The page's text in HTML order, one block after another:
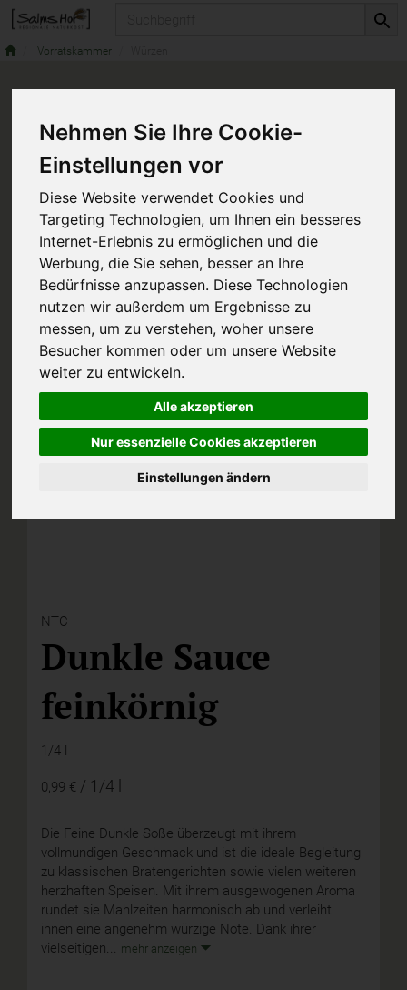
Nehmen Sie Ihre Cookie-
Einstellungen vor
Diese Website verwendet Cookies und
Targeting Technologien, um Ihnen ein besseres
Internet-Erlebnis zu ermöglichen und die
Werbung, die Sie sehen, besser an Ihre
Bedürfnisse anzupassen. Diese Technologien
nutzen wir außerdem um Ergebnisse zu
messen, um zu verstehen, woher unsere
Besucher kommen oder um unsere Website
weiter zu entwickeln.
Alle akzeptieren
Nur essenzielle Cookies akzeptieren
Einstellungen ändern
Vorratskammer
NTC
Dunkle Sauce
feinkörnig
1/4 l
0,99 € / 1/4 l
Die Feine Dunkle Soße überzeugt mit ihrem
vollmundigen Geschmack und ist die ideale Begleitung
zu klassischen Bratengerichten sowie vielen weiteren
herzhaften Speisen. Mit ihrem ausgewogenen Aroma
rundet sie Mahlzeiten harmonisch ab und verleiht
ihnen eine angenehm würzige Note. Dank ihrer
vielseitigen...
mehr anzeigen